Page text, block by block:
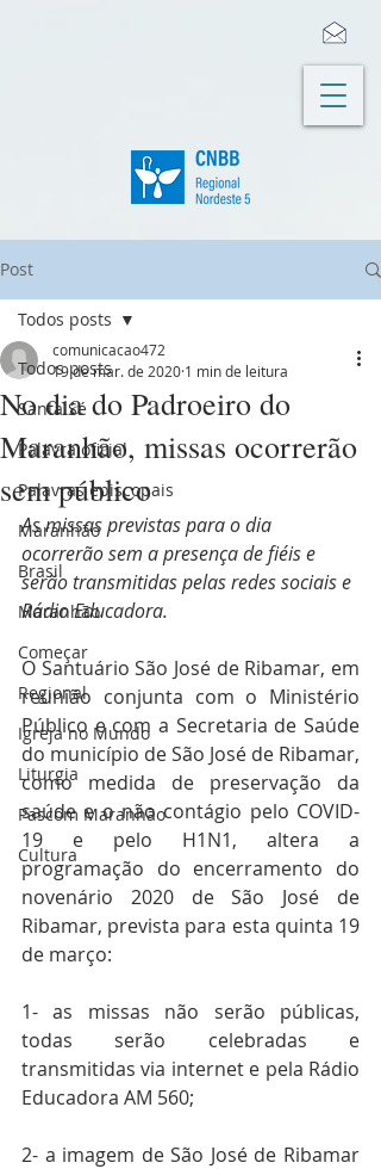
Post
Todos posts
Santa Sé
Palavra oficial
Palavras episcopais
Maranhão
Brasil
Maranhão
Começar
Regional
Igreja no Mundo
Liturgia
Pascom Maranhão
Cultura
Todos posts
No dia do Padroeiro do
Maranhão, missas ocorrerão
sem público
comunicacao472
19 de mar. de 2020 1 min de leitura
As missas previstas para o dia
ocorrerão sem a presença de fiéis e
serão transmitidas pelas redes sociais e
Rádio Educadora.
O Santuário São José de Ribamar, em
reunião conjunta com o Ministério
Público e com a Secretaria de Saúde
do município de São José de Ribamar,
como medida de preservação da
saúde e o não contágio pelo COVID-
19 e pelo H1N1, altera a
programação do encerramento do
novenário 2020 de São José de
Ribamar, prevista para esta quinta 19
de março:
1- as missas não serão públicas,
todas serão celebradas e
transmitidas via internet e pela Rádio
Educadora AM 560;
2- a imagem de São José de Ribamar